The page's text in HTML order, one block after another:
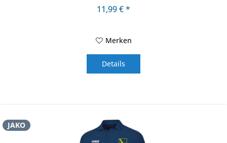
11,99 € *
Merken
Details
JAKO